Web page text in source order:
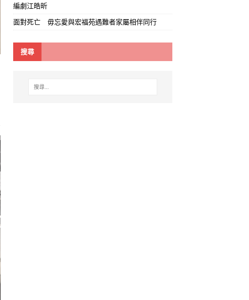
編劇江皓昕
面對死亡 毋忘愛與宏福苑遇難者家屬相伴同行
搜尋